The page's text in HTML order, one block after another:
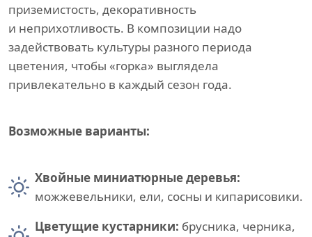
приземистость, декоративность
и неприхотливость. В композиции надо
задействовать культуры разного периода
цветения, чтобы «горка» выглядела
привлекательно в каждый сезон года.
Возможные варианты:
Хвойные миниатюрные деревья:
можжевельники, ели, сосны и кипарисовики.
Цветущие кустарники: брусника, черника,